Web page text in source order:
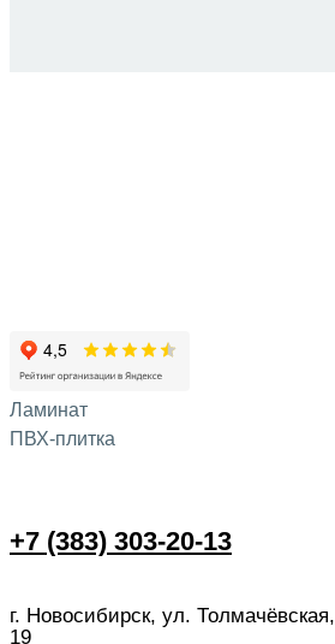
+7 (383) 303-20-13
г. Новосибирск, ул. Толмачёвская,
19
Ламинат
ПВХ-плитка